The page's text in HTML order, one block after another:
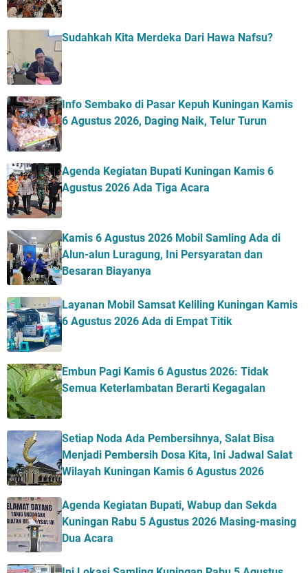
Sudahkah Kita Merdeka Dari Hawa Nafsu?
Info Sembako di Pasar Kepuh Kuningan Kamis
6 Agustus 2026, Daging Naik, Telur Turun
Agenda Kegiatan Bupati Kuningan Kamis 6
Agustus 2026 Ada Tiga Acara
Kamis 6 Agustus 2026 Mobil Samling Ada di
Alun-alun Luragung, Ini Persyaratan dan
Besaran Biayanya
Layanan Mobil Samsat Keliling Kuningan Kamis
6 Agustus 2026 Ada di Empat Titik
Embun Pagi Kamis 6 Agustus 2026: Tidak
Semua Keterlambatan Berarti Kegagalan
Setiap Noda Ada Pembersihnya, Salat Bisa
Menjadi Pembersih Dosa Kita, Ini Jadwal Salat
Wilayah Kuningan Kamis 6 Agustus 2026
Agenda Kegiatan Bupati, Wabup dan Sekda
Kuningan Rabu 5 Agustus 2026 Masing-masing
Dua Acara